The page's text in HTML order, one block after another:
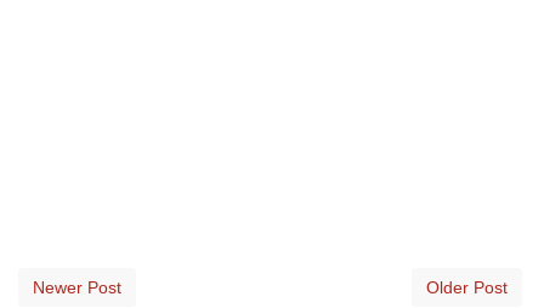
Newer Post Older Post